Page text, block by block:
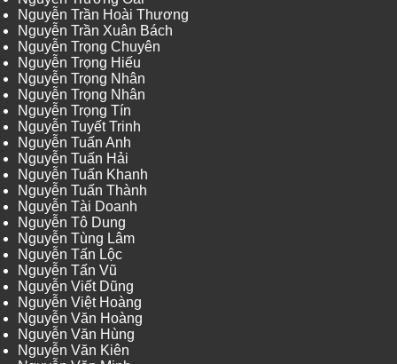
Nguyễn Trần Hoài Thương
Nguyễn Trần Xuân Bách
Nguyễn Trọng Chuyên
Nguyễn Trọng Hiếu
Nguyễn Trọng Nhân
Nguyễn Trọng Nhân
Nguyễn Trọng Tín
Nguyễn Tuyết Trinh
Nguyễn Tuấn Anh
Nguyễn Tuấn Hải
Nguyễn Tuấn Khanh
Nguyễn Tuấn Thành
Nguyễn Tài Doanh
Nguyễn Tô Dung
Nguyễn Tùng Lâm
Nguyễn Tấn Lộc
Nguyễn Tấn Vũ
Nguyễn Viết Dũng
Nguyễn Việt Hoàng
Nguyễn Văn Hoàng
Nguyễn Văn Hùng
Nguyễn Văn Kiên